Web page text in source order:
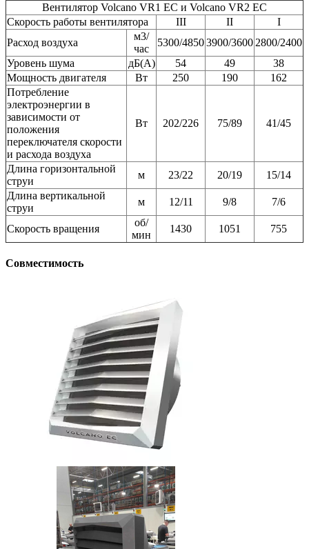
Вентилятор Volcano VR1 EC и Volcano VR2 EC
Скорость работы вентилятора
III II
I
Расход воздуха
м3/
час
5300/48503900/3600 2800/2400
Уровень шума
дБ(А) 54 49
38
Мощность двигателя
Вт 250 190
162
Потребление
электроэнергии в
зависимости от
положения
переключателя скорости
и расхода воздуха
Вт 202/226 75/89 41/45
Длина горизонтальной
струи
м 23/22 20/19
15/14
Длина вертикальной
струи
м 12/11 9/8 7/6
Скорость вращения
об/
мин
1430 1051 755
Совместимость